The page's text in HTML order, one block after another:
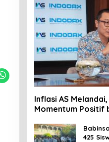
Inflasi AS
Momentum Positif
425